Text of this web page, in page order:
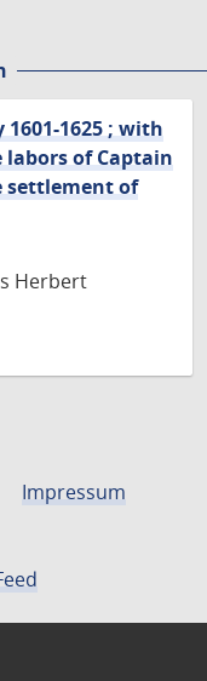
1625 ; with
labors of Captain
settlement of
Herbert
Impressum